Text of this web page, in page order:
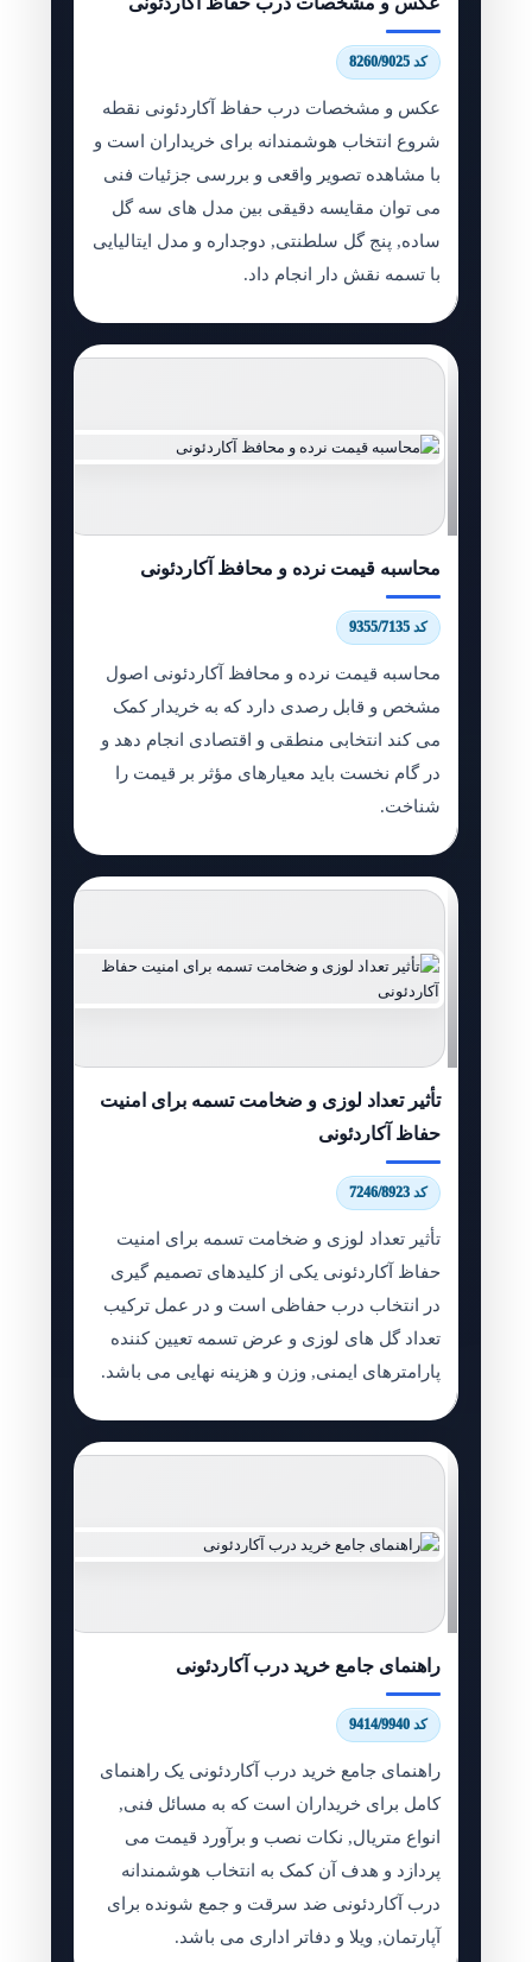
کد 8260/9025
عکس و مشخصات درب حفاظ آکاردئونی نقطه
شروع انتخاب هوشمندانه برای خریداران است و
با مشاهده تصویر واقعی و بررسی جزئیات فنی
می توان مقایسه دقیقی بین مدل های سه گل
ساده, پنج گل سلطنتی, دوجداره و مدل ایتالیایی
با تسمه نقش دار انجام داد.
محاسبه قیمت نرده و محافظ آکاردئونی
کد 9355/7135
محاسبه قیمت نرده و محافظ آکاردئونی اصول
مشخص و قابل رصدی دارد که به خریدار کمک
می کند انتخابی منطقی و اقتصادی انجام دهد و
در گام نخست باید معیارهای مؤثر بر قیمت را
شناخت.
تأثیر تعداد لوزی و ضخامت تسمه برای امنیت
حفاظ آکاردئونی
کد 7246/8923
تأثیر تعداد لوزی و ضخامت تسمه برای امنیت
حفاظ آکاردئونی یکی از کلیدهای تصمیم گیری
در انتخاب درب حفاظی است و در عمل ترکیب
تعداد گل های لوزی و عرض تسمه تعیین کننده
پارامترهای ایمنی, وزن و هزینه نهایی می باشد.
راهنمای جامع خرید درب آکاردئونی
کد 9414/9940
راهنمای جامع خرید درب آکاردئونی یک راهنمای
کامل برای خریداران است که به مسائل فنی,
انواع متریال, نکات نصب و برآورد قیمت می
پردازد و هدف آن کمک به انتخاب هوشمندانه
درب آکاردئونی ضد سرقت و جمع شونده برای
آپارتمان, ویلا و دفاتر اداری می باشد.